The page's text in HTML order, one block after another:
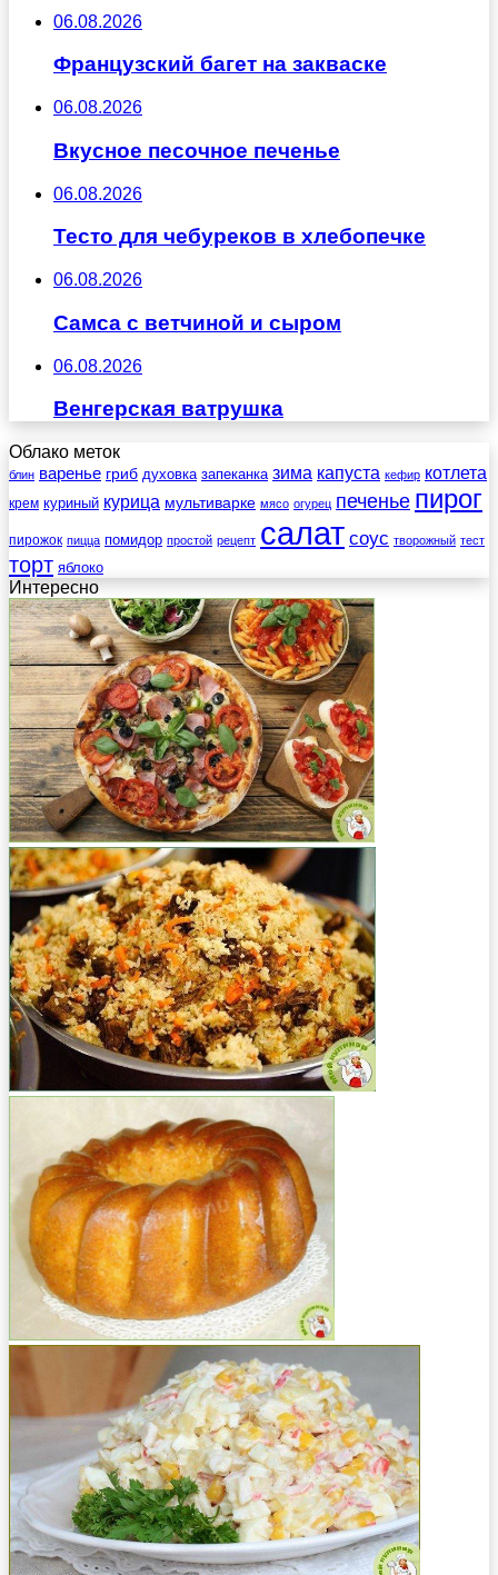
06.08.2026
Французский багет на закваске
06.08.2026
Вкусное песочное печенье
06.08.2026
Тесто для чебуреков в хлебопечке
06.08.2026
Самса с ветчиной и сыром
06.08.2026
Венгерская ватрушка
Облако меток
блин варенье гриб духовка запеканка зима капуста кефир котлета
крем куриный курица мультиварке мясо огурец печенье пирог
пирожок пицца помидор простой рецепт салат соус творожный тест
торт яблоко
Интересно